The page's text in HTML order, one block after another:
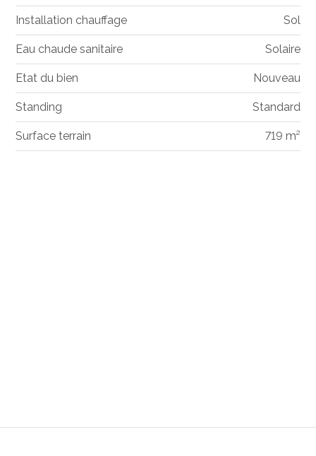
Installation chauffage Sol
Eau chaude sanitaire Solaire
Etat du bien Nouveau
Standing Standard
Surface terrain 719 m²